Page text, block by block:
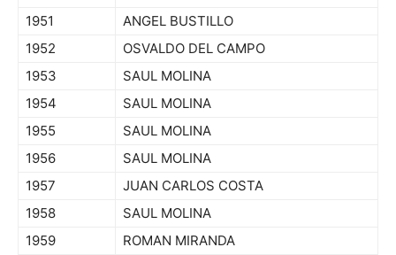
1951
ANGEL BUSTILLO
1952
OSVALDO DEL CAMPO
1953
SAUL MOLINA
1954
SAUL MOLINA
1955
SAUL MOLINA
1956
SAUL MOLINA
1957
JUAN CARLOS COSTA
1958
SAUL MOLINA
1959
ROMAN MIRANDA